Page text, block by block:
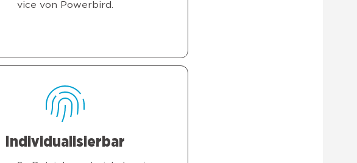
vice von Power­bird.
Indi­vi­dua­li­sier­bar